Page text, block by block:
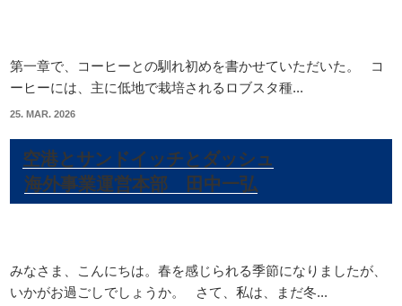
第一章で、コーヒーとの馴れ初めを書かせていただいた。 コ
ーヒーには、主に低地で栽培されるロブスタ種...
25. MAR. 2026
空港とサンドイッチとダッシュ
海外事業運営本部 田中一弘
みなさま、こんにちは。春を感じられる季節になりましたが、
いかがお過ごしでしょうか。 さて、私は、まだ冬...